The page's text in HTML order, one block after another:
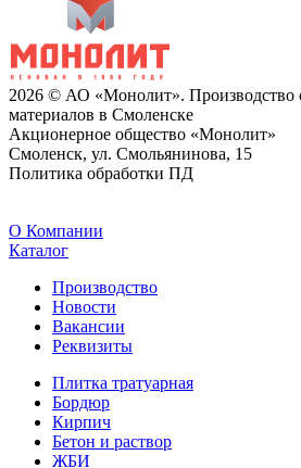
2026 © АО «Монолит». Производство
материалов в Смоленске
Акционерное общество «Монолит»
Смоленск, ул. Смольянинова, 15
Политика обработки ПД
O Компании
Каталог
Производство
Новости
Вакансии
Реквизиты
Плитка тратуарная
Бордюр
Кирпич
Бетон и раствор
ЖБИ